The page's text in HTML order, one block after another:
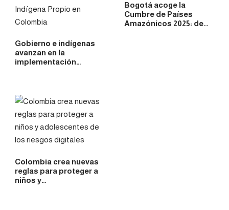
Gobierno e indígenas
avanzan en la
implementación…
Bogotá acoge la
Cumbre de Países
Amazónicos 2025: de…
Colombia crea nuevas
reglas para proteger a
niños y…